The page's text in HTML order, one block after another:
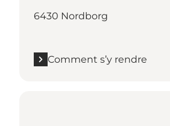
6430 Nordborg
Comment s’y rendre